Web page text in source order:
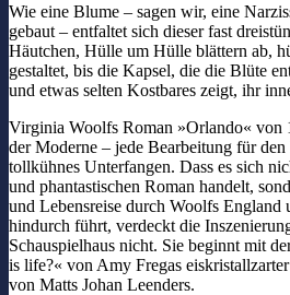
Wie eine Blume – sagen wir, eine
gebaut – entfaltet sich dieser fast
Häutchen, Hülle um Hülle blättern ab,
gestaltet, bis die Kapsel, die die Blüte
und etwas selten Kostbares zeigt, ihr
Virginia Woolfs Roman »Orlando« von
der Moderne – jede Bearbeitung für
tollkühnes Unterfangen. Dass es sich
und phantastischen Roman handelt,
und Lebensreise durch Woolfs England
hindurch führt, verdeckt die
Schauspielhaus nicht. Sie beginnt mit
is life?« von Amy Fregas
von Matts Johan Leenders.